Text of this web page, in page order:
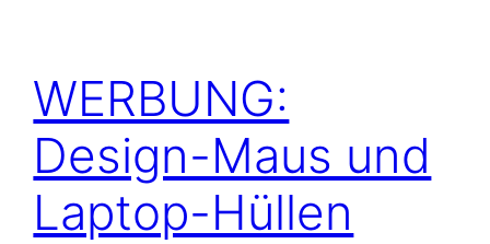
WERBUNG:
Design-Maus und
Laptop-Hüllen